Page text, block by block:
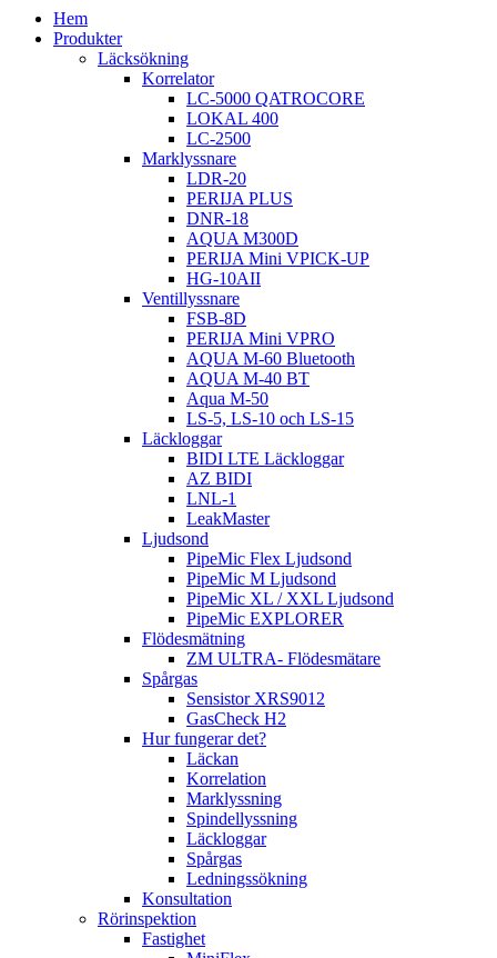
Hem
Produkter
Läcksökning
Korrelator
LC-5000 QATROCORE
LOKAL 400
LC-2500
Marklyssnare
LDR-20
PERIJA PLUS
DNR-18
AQUA M300D
PERIJA Mini VPICK-UP
HG-10AII
Ventillyssnare
FSB-8D
PERIJA Mini VPRO
AQUA M-60 Bluetooth
AQUA M-40 BT
Aqua M-50
LS-5, LS-10 och LS-15
Läckloggar
BIDI LTE Läckloggar
AZ BIDI
LNL-1
LeakMaster
Ljudsond
PipeMic Flex Ljudsond
PipeMic M Ljudsond
PipeMic XL / XXL Ljudsond
PipeMic EXPLORER
Flödesmätning
ZM ULTRA- Flödesmätare
Spårgas
Sensistor XRS9012
GasCheck H2
Hur fungerar det?
Läckan
Korrelation
Marklyssning
Spindellyssning
Läckloggar
Spårgas
Ledningssökning
Konsultation
Rörinspektion
Fastighet